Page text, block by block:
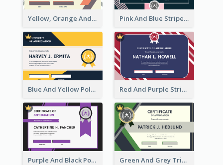
Yellow, Orange And Blue Sunburst Certificate Pink And Blue Stripes Patterns Certificate
Blue And Yellow Polygon With Badge Certificate Red And Purple Stripes Frame Certificate
Purple And Black Polygon Appreciation Certificate Green And Grey Triangles With Badge Certificate